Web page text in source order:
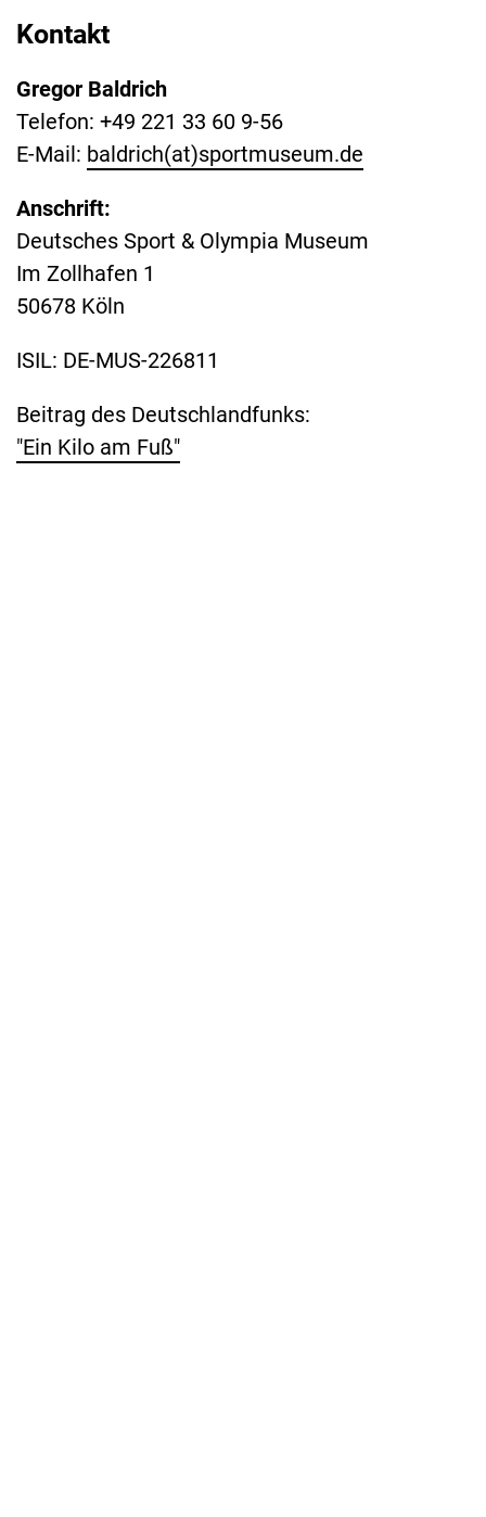
Kontakt
Gregor Baldrich
Telefon: +49 221 33 60 9-56
E-Mail: baldrich(at)sportmuseum.de
Anschrift:
Deutsches Sport & Olympia Museum
Im Zollhafen 1
50678 Köln
ISIL: DE-MUS-226811
Beitrag des Deutschlandfunks:
"Ein Kilo am Fuß"